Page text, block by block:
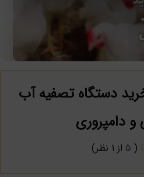
دستگاه تصفیه آب
و دامپروری
(
5 از 1 نظر)